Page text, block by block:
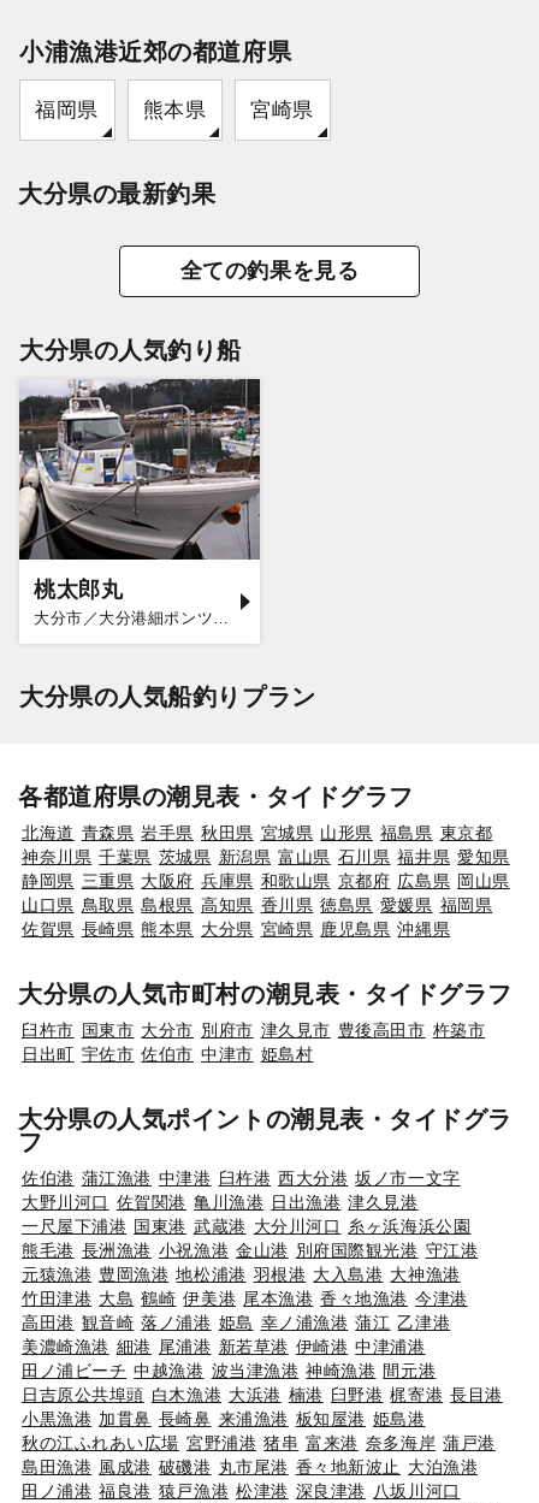
小浦漁港近郊の都道府県
福岡県 熊本県 宮崎県
大分県の最新釣果
全ての釣果を見る
大分県の人気釣り船
桃太郎丸
大分県の人気船釣りプラン
各都道府県の潮見表・タイドグラフ
北海道 青森県 岩手県 秋田県 宮城県 山形県 福島県 東京都
神奈川県 千葉県 茨城県 新潟県 富山県 石川県 福井県 愛知県
静岡県 三重県 大阪府 兵庫県 和歌山県 京都府 広島県 岡山県
山口県 鳥取県 島根県 高知県 香川県 徳島県 愛媛県 福岡県
佐賀県 長崎県 熊本県 大分県 宮崎県 鹿児島県 沖縄県
大分県の人気市町村の潮見表・タイドグラフ
臼杵市 国東市 大分市 別府市 津久見市 豊後高田市 杵築市
日出町 宇佐市 佐伯市 中津市 姫島村
大分県の人気ポイントの潮見表・タイドグラ
フ
佐伯港 蒲江漁港 中津港 臼杵港 西大分港 坂ノ市一文字
大野川河口 佐賀関港 亀川漁港 日出漁港 津久見港
一尺屋下浦港 国東港 武蔵港 大分川河口 糸ヶ浜海浜公園
熊毛港 長洲漁港 小祝漁港 金山港 別府国際観光港 守江港
元猿漁港 豊岡漁港 地松浦港 羽根港 大入島港 大神漁港
竹田津港 大島 鶴崎 伊美港 尾本漁港 香々地漁港 今津港
高田港 観音崎 落ノ浦港 姫島 幸ノ浦漁港 蒲江 乙津港
美濃崎漁港 細港 尾浦港 新若草港 伊崎港 中津浦港
田ノ浦ビーチ 中越漁港 波当津漁港 神崎漁港 間元港
日吉原公共埠頭 白木漁港 大浜港 楠港 臼野港 梶寄港 長目港
小黒漁港 加貫鼻 長崎鼻 来浦漁港 板知屋港 姫島港
秋の江ふれあい広場 宮野浦港 猪串 富来港 奈多海岸 蒲戸港
島田漁港 風成港 破磯港 丸市尾港 香々地新波止
大泊漁港
田ノ浦港 福良港 猿戸漁港 松津港 深良津港 八坂川河口